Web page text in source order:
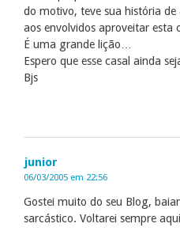
do motivo, teve sua história
aos envolvidos aproveitar esta
É uma grande lição…
Espero que esse casal ainda
Bjs
junior
06/03/2005 em 22:56
Gostei muito do seu Blog,
sarcástico. Voltarei sempre